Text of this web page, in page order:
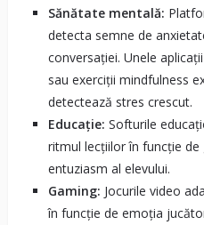
Sănătate mentală:
detecta semne de
conversației. Unele
sau exerciții mindfulness
detectează stres crescut.
Educație: Softurile
ritmul lecțiilor în funcție
entuziasm al elevului.
Gaming: Jocurile video
în funcție de emoția